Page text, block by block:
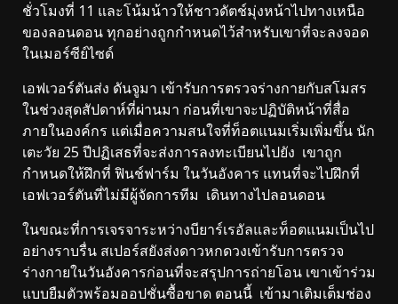
ชั่วโมงที่ 11 และโน้มน้าวให้ชาวดัตช์มุ่งหน้าไปทางเหนือ
ของลอนดอน ทุกอย่างถูกกำหนดไว้สำหรับเขาที่จะลงจอด
ในเมอร์ซีย์ไซด์
เอฟเวอร์ตันส่ง ดันจูมา เข้ารับการตรวจร่างกายกับสโมสร
ในช่วงสุดสัปดาห์ที่ผ่านมา ก่อนที่เขาจะปฏิบัติหน้าที่สื่อ
ภายในองค์กร แต่เมื่อความสนใจที่ท็อตแนมเริ่มเพิ่มขึ้น นัก
เตะวัย 25 ปีปฏิเสธที่จะส่งการลงทะเบียนไปยัง เขาถูก
กำหนดให้ฝึกที่ ฟินช์ฟาร์ม ในวันอังคาร แทนที่จะไปฝึกที่
เอฟเวอร์ตันที่ไม่มีผู้จัดการทีม เดินทางไปลอนดอน
ในขณะที่การเจรจาระหว่างบียาร์เรอัลและท็อตแนมเป็นไป
อย่างราบรื่น สเปอร์สยังส่งดาวหกดวงเข้ารับการตรวจ
ร่างกายในวันอังคารก่อนที่จะสรุปการถ่ายโอน เขาเข้าร่วม
แบบยืมตัวพร้อมออปชั่นซื้อขาด ตอนนี้ เข้ามาเติมเต็มช่อง